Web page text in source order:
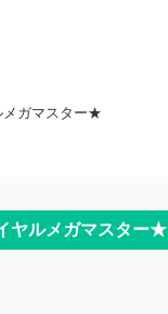
ガマスター★
ヤルメガマスター★